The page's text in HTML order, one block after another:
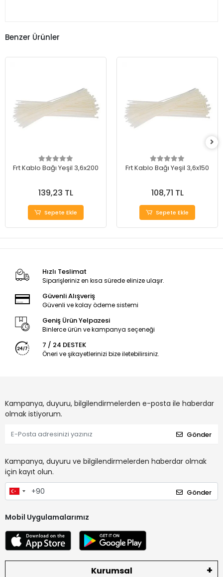
Benzer Ürünler
Frt Kablo Bağı Yeşil 3,6x200
139,23 TL
Sepete Ekle
Frt Kablo Bağı Yeşil 3,6x150
108,71 TL
Sepete Ekle
Hızlı Teslimat
Siparişleriniz en kısa sürede elinize ulaşır.
Güvenli Alışveriş
Güvenli ve kolay ödeme sistemi
Geniş Ürün Yelpazesi
Binlerce ürün ve kampanya seçeneği
7 / 24 DESTEK
Öneri ve şikayetlerinizi bize iletebilirsiniz.
Kampanya, duyuru, bilgilendirmelerden e-posta ile haberdar
olmak istiyorum.
Gönder
Kampanya, duyuru ve bilgilendirmelerden haberdar olmak
için kayıt olun.
Gönder
Mobil Uygulamalarımız
Kurumsal